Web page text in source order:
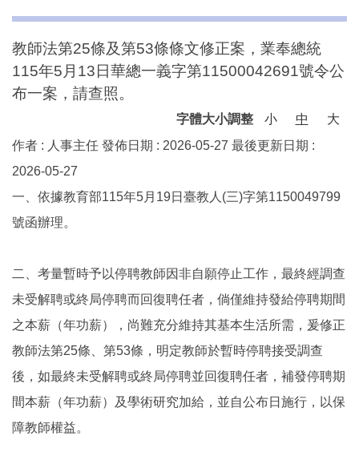
教師法第25條及第53條條文修正案，業奉總統
115年5月13日華總一義字第11500042691號令公
布一案，請查照。
字體大小調整 小 中
大
作者 : 人事主任 發佈日期 : 2026-05-27 最後更新日期 :
2026-05-27
一、依據教育部115年5月19日臺教人(三)字第1150049799
號函辦理。
二、考量暫時予以停聘教師因非自願停止工作，最終經調查
未受解聘或終局停聘而回復聘任者，倘僅維持發給停聘期間
之本薪（年功薪），尚難充分維持其基本生活所需，爰修正
教師法第25條、第53條，明定教師於暫時停聘接受調查
後，如最終未受解聘或終局停聘並回復聘任者，補發停聘期
間本薪（年功薪）及學術研究加給，並自公布日施行，以保
障教師權益。